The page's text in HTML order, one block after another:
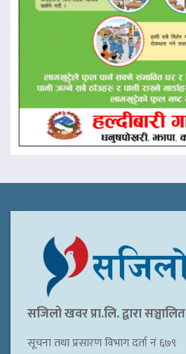
सजिलो खवर प्रा.लि. द्वारा सञ्चालित
सूचना तथा प्रसारण विभाग दर्ता नं ६७९